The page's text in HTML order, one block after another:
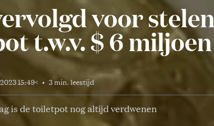
voor stelen
t.w.v. $ 6 miljoen
15:49< • 3 min. leestijd
is de toiletpot nog altijd verdwenen